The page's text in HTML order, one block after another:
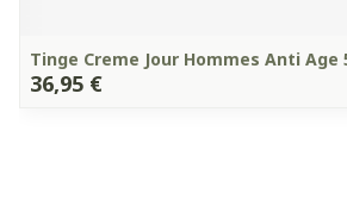
Tinge Creme Jour Hommes Anti Age
36,95 €